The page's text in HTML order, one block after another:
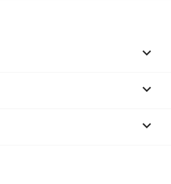


keyboard_arrow_down